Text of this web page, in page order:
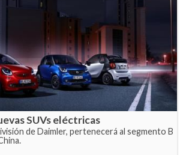
SUVs eléctricas
de Daimler, pertenecerá al segmento B